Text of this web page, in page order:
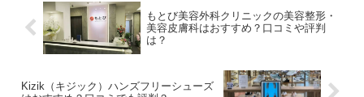
もとび美容外科クリニックの美容整形・
美容皮膚科はおすすめ？口コミや評判
は？
Kizik（キジック）ハンズフリーシューズ